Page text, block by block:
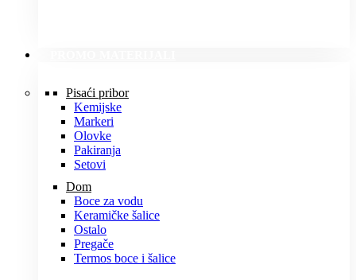
Pisaći pribor
Kemijske
Markeri
Olovke
Pakiranja
Setovi
Dom
Boce za vodu
Keramičke šalice
Ostalo
Pregače
Termos boce i šalice